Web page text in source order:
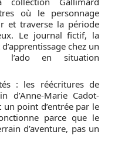
où le personnage
et traverse la période
Le journal fictif, la
chez un
l’ado en situation
: les réécritures de
d’Anne-Marie Cadot-
point d’entrée par le
parce que le
d’aventure, pas un